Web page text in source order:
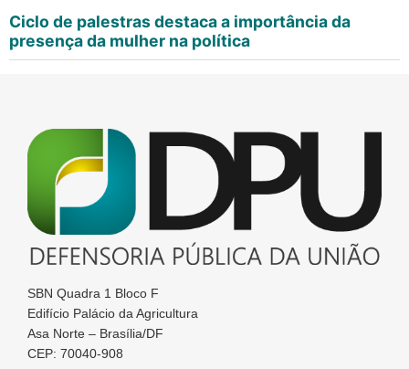
Ciclo de palestras destaca a importância da
presença da mulher na política
SBN Quadra 1 Bloco F
Edifício Palácio da Agricultura
Asa Norte – Brasília/DF
CEP: 70040-908